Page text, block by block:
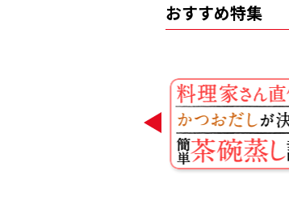
おすすめ特集